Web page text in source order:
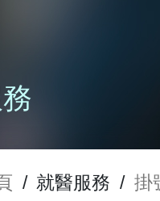
/ 就醫服務 / 掛